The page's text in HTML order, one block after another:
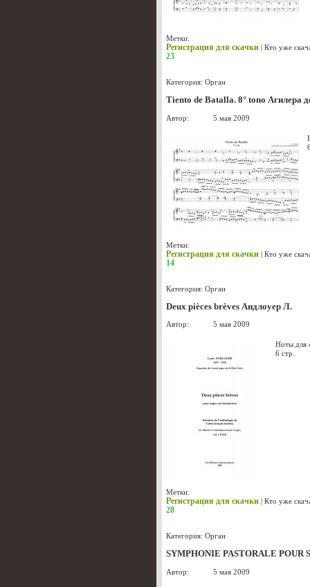
Метки:
Регистрация для скачки | Кто уже
23
Категория: Орган
Tiento de Batalla. 8° tono Агилера
Автор: 5 мая 2009
Метки:
Регистрация для скачки | Кто уже
14
Категория: Орган
Deux pièces brèves Андлоуер Л.
Автор: 5 мая 2009
Ноты для
6 стр.
Метки:
Регистрация для скачки Кто уже
28
Категория: Орган
SYMPHONIE PASTORALE POUR
Автор: 5 мая 2009